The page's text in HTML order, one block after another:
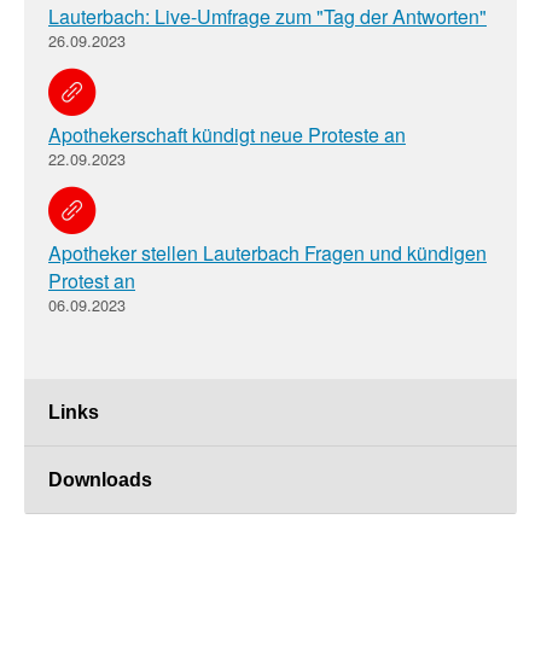
Links
Downloads
Lauterbach: Live-Umfrage zum "Tag der Antworten"
26.09.2023
Apothekerschaft kündigt neue Proteste an
22.09.2023
Apotheker stellen Lauterbach Fragen und kündigen
Protest an
06.09.2023